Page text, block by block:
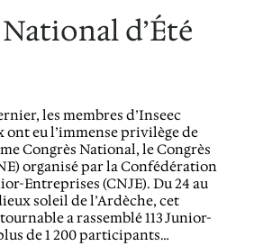
d’Été
les membres d’Inseec
ont eu l’immense privilège de
Congrès National, le Congrès
organisé par la Confédération
Entreprises (CNJE). Du 24 au
soleil de l’Ardèche, cet
a rassemblé 113 Junior-
de 1 200 participants…